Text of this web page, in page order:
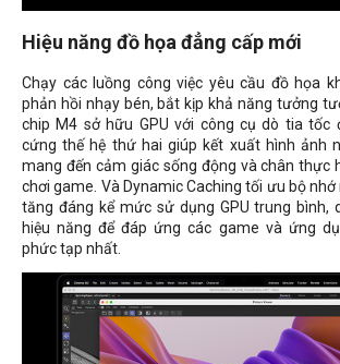
Hiệu năng đồ họa đẳng cấp mới
Chạy các luồng công việc yêu cầu đồ họa
phản hồi nhạy bén, bắt kịp khả năng tưởng
chip M4 sở hữu GPU với công cụ dò tia tốc
cứng thế hệ thứ hai giúp kết xuất hình ảnh
mang đến cảm giác sống động và chân thực
chơi game. Và Dynamic Caching tối ưu bộ
tăng đáng kể mức sử dụng GPU trung bình,
hiệu năng để đáp ứng các game và ứng
phức tạp nhất.